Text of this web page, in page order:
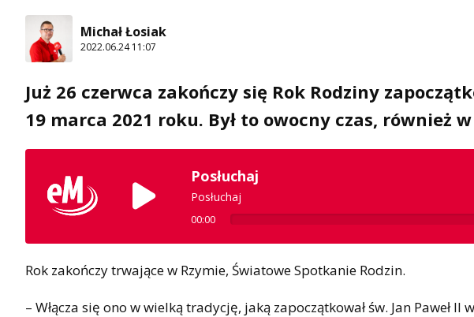
Michał Łosiak
2022.06.24 11:07
Już 26 czerwca zakończy się Rok Rodziny
19 marca 2021 roku. Był to owocny czas, również
Posłuchaj
Posłuchaj
00:00
Rok zakończy trwające w Rzymie, Światowe Spotkanie Rodzin.
– Włącza się ono w wielką tradycję, jaką zapoczątkował św. Jan Paweł